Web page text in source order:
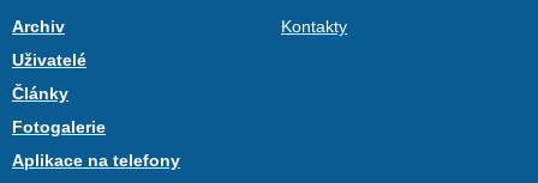
Archiv
Uživatelé
Články
Fotogalerie
Aplikace na telefony
Kontakty